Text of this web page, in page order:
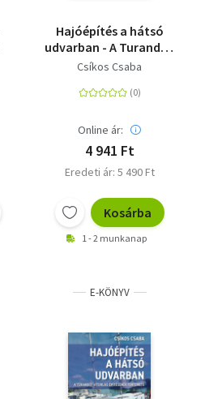
Hajóépítés a hátsó
udvarban - A Turandot
vitorlás építésének
Csíkos Csaba
Online ár:
4 941 Ft
Eredeti ár: 5 490 Ft
Kosárba
1 - 2 munkanap
E-KÖNYV